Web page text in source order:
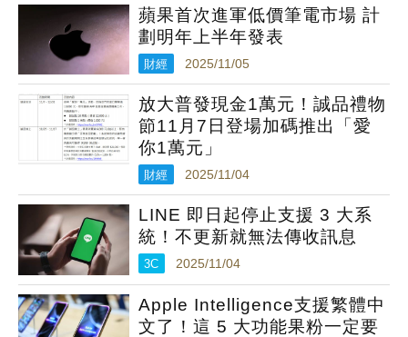
蘋果首次進軍低價筆電市場 計
劃明年上半年發表
財經 2025/11/05
放大普發現金1萬元！誠品禮物
節11月7日登場加碼推出「愛
你1萬元」
財經 2025/11/04
LINE 即日起停止支援 3 大系
統！不更新就無法傳收訊息
3C 2025/11/04
Apple Intelligence支援繁體中
文了！這 5 大功能果粉一定要